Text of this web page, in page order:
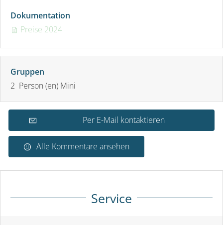
Dokumentation
Preise 2024
Gruppen
2 Person (en) Mini
Per E-Mail kontaktieren
Alle Kommentare ansehen
Service